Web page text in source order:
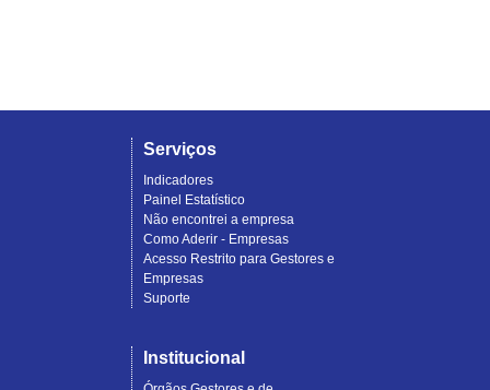
Serviços
Indicadores
Painel Estatístico
Não encontrei a empresa
Como Aderir - Empresas
Acesso Restrito para Gestores e
Empresas
Suporte
Institucional